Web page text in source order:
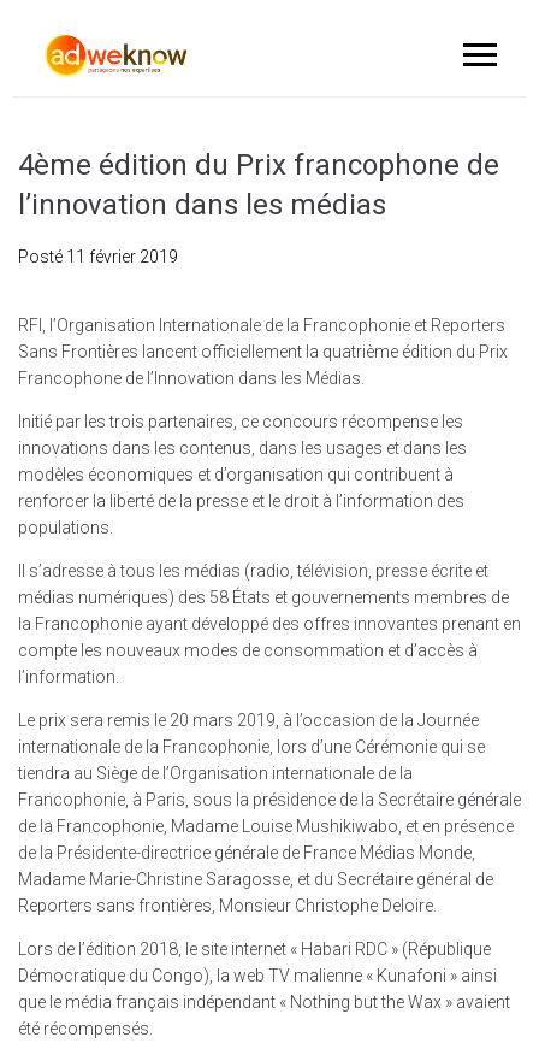
4ème édition du Prix francophone de
l’innovation dans les médias
Posté 11 février 2019
RFI, l’Organisation Internationale de la Francophonie et Reporters
Sans Frontières lancent officiellement la quatrième édition du Prix
Francophone de l’Innovation dans les Médias.
Initié par les trois partenaires, ce concours récompense les
innovations dans les contenus, dans les usages et dans les
modèles économiques et d’organisation qui contribuent à
renforcer la liberté de la presse et le droit à l’information des
populations.
Il s’adresse à tous les médias (radio, télévision, presse écrite et
médias numériques) des 58 États et gouvernements membres de
la Francophonie ayant développé des offres innovantes prenant en
compte les nouveaux modes de consommation et d’accès à
l’information.
Le prix sera remis le 20 mars 2019, à l’occasion de la Journée
internationale de la Francophonie, lors d’une Cérémonie qui se
tiendra au Siège de l’Organisation internationale de la
Francophonie, à Paris, sous la présidence de la Secrétaire générale
de la Francophonie, Madame Louise Mushikiwabo, et en présence
de la Présidente-directrice générale de France Médias Monde,
Madame Marie-Christine Saragosse, et du Secrétaire général de
Reporters sans frontières, Monsieur Christophe Deloire.
Lors de l’édition 2018, le site internet « Habari RDC » (République
Démocratique du Congo), la web TV malienne « Kunafoni » ainsi
que le média français indépendant « Nothing but the Wax » avaient
été récompensés.